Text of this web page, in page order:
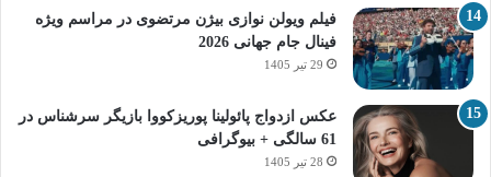
فیلم ویولن نوازی بیژن مرتضوی در مراسم ویژه
فینال جام جهانی 2026
29 تیر 1405
عکس ازدواج پائولینا پوریزکووا بازیگر سرشناس در
61 سالگی + بیوگرافی
28 تیر 1405